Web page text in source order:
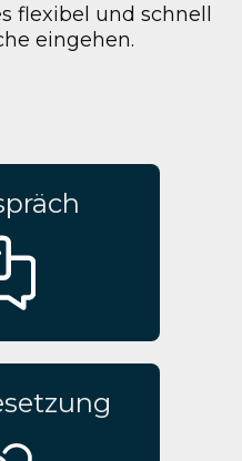
flexibel und schnell
eingehen.